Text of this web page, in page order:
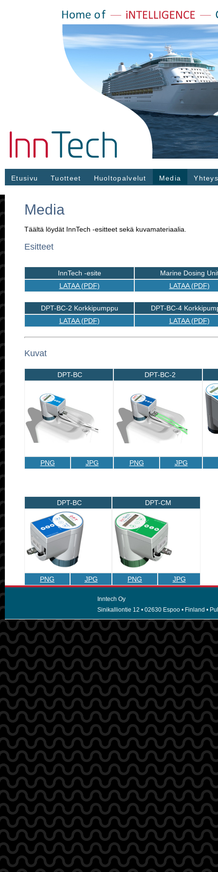
Etusivu Tuotteet Huoltopalvelut Media
Media
Täältä löydät InnTech -esitteet sekä kuvamateriaalia.
Esitteet
InnTech -esite
LATAA (PDF)
Marine Dosing
LATAA (PDF)
DPT-BC-2 Korkkipumppu
LATAA (PDF)
DPT-BC-4
LATAA (PDF)
Kuvat
DPT-BC DPT-BC-2
PNG JPG PNG JPG
DPT-BC DPT-CM
PNG JPG PNG JPG
Inntech Oy
Sinikalliontie 12 • 02630 Espoo • Finland •